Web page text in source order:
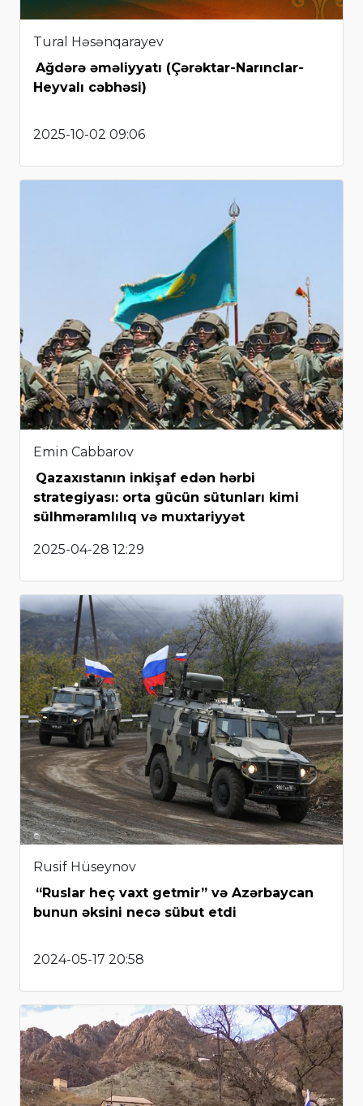
Tural Həsənqarayev
Ağdərə əməliyyatı (Çərəktar-Narınclar-
Heyvalı cəbhəsi)
2025-10-02 09:06
Emin Cabbarov
Qazaxıstanın inkişaf edən hərbi
strategiyası: orta gücün sütunları kimi
sülhməramlılıq və muxtariyyət
2025-04-28 12:29
Rusif Hüseynov
“Ruslar heç vaxt getmir” və Azərbaycan
bunun əksini necə sübut etdi
2024-05-17 20:58